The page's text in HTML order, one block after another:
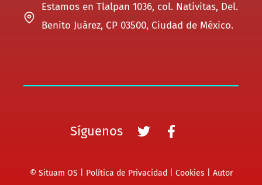
Estamos en Tlalpan 1036, col. Nativitas, Del.
Benito Juárez, CP 03500, Ciudad de México.
© Situam OS | Política de Privacidad Cookies Autor
Síguenos